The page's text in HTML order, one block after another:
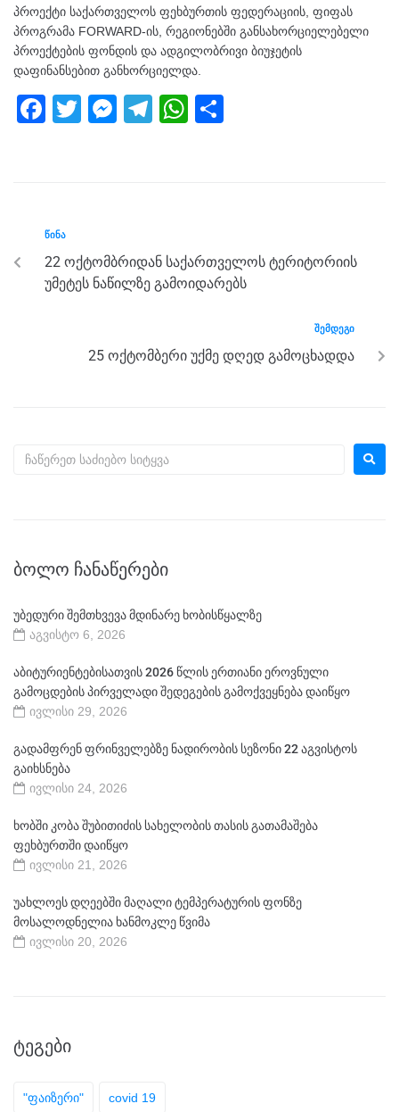
პროექტი საქართველოს ფეხბურთის ფედერაციის, ფიფას
პროგრამა FORWARD-ის, რეგიონებში განსახორციელებელი
პროექტების ფონდის და ადგილობრივი ბიუჯეტის
დაფინანსებით განხორციელდა.
F
b
o
o
T
M
g
er
T
m
W
p
p
ᲬᲘᲜᲐ
22 ოქტომბრიდან საქართველოს ტერიტორიის
უმეტეს ნაწილზე გამოიდარებს
ᲨᲔᲛᲓᲔᲒᲘ
25 ოქტომბერი უქმე დღედ გამოცხადდა
ᲑᲝᲚᲝ ᲩᲐᲜᲐᲬᲔᲠᲔᲑᲘ
უბედური შემთხვევა მდინარე ხობისწყალზე
აგვისტო 6, 2026
აბიტურიენტებისათვის 2026 წლის ერთიანი ეროვნული
გამოცდების პირველადი შედეგების გამოქვეყნება დაიწყო
ივლისი 29, 2026
გადამფრენ ფრინველებზე ნადირობის სეზონი 22 აგვისტოს
გაიხსნება
ივლისი 24, 2026
ხობში კობა შუბითიძის სახელობის თასის გათამაშება
ფეხბურთში დაიწყო
ივლისი 21, 2026
უახლოეს დღეებში მაღალი ტემპერატურის ფონზე
მოსალოდნელია ხანმოკლე წვიმა
ივლისი 20, 2026
ᲢᲔᲒᲔᲑᲘ
"ფაიზერი" covid 19